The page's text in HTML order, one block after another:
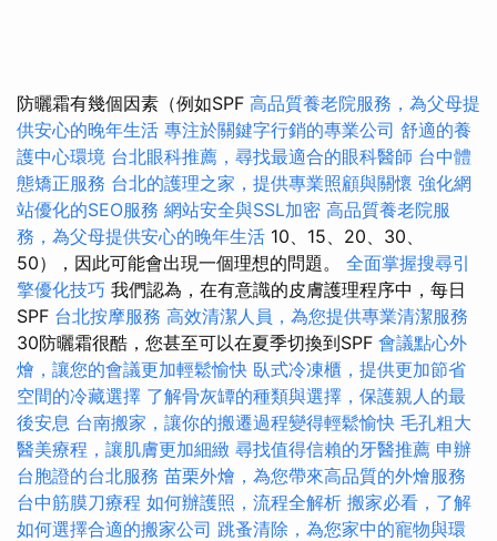
防曬霜有幾個因素（例如SPF 高品質養老院服務，為父母提
供安心的晚年生活 專注於關鍵字行銷的專業公司 舒適的養
護中心環境 台北眼科推薦，尋找最適合的眼科醫師 台中體
態矯正服務 台北的護理之家，提供專業照顧與關懷 強化網
站優化的SEO服務 網站安全與SSL加密 高品質養老院服
務，為父母提供安心的晚年生活 10、15、20、30、
50），因此可能會出現一個理想的問題。 全面掌握搜尋引
擎優化技巧 我們認為，在有意識的皮膚護理程序中，每日
SPF 台北按摩服務 高效清潔人員，為您提供專業清潔服務
30防曬霜很酷，您甚至可以在夏季切換到SPF 會議點心外
燴，讓您的會議更加輕鬆愉快 臥式冷凍櫃，提供更加節省
空間的冷藏選擇 了解骨灰罈的種類與選擇，保護親人的最
後安息 台南搬家，讓你的搬遷過程變得輕鬆愉快 毛孔粗大
醫美療程，讓肌膚更加細緻 尋找值得信賴的牙醫推薦 申辦
台胞證的台北服務 苗栗外燴，為您帶來高品質的外燴服務
台中筋膜刀療程 如何辦護照，流程全解析 搬家必看，了解
如何選擇合適的搬家公司 跳蚤清除，為您家中的寵物與環